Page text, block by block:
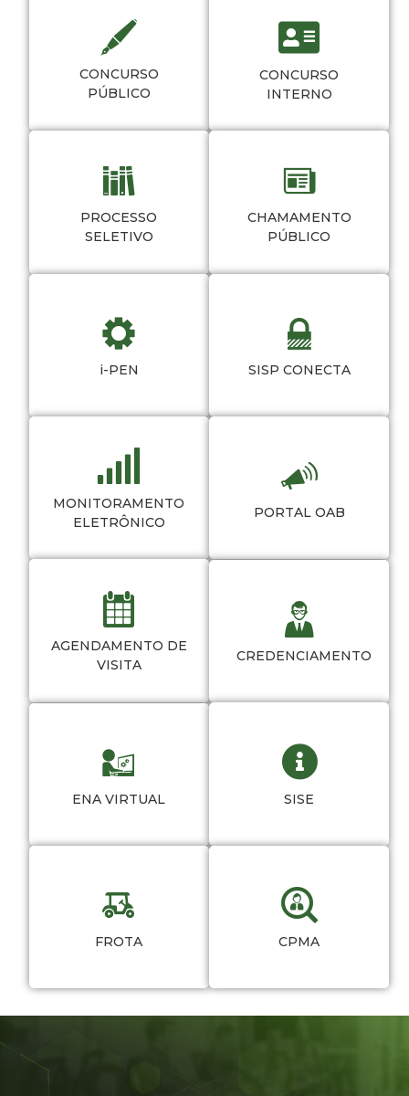
CONCURSO
PÚBLICO
CONCURSO
INTERNO
PROCESSO
SELETIVO
CHAMAMENTO
PÚBLICO
i-PEN SISP CONECTA
MONITORAMENTO
ELETRÔNICO
PORTAL OAB
AGENDAMENTO DE
VISITA
CREDENCIAMENTO
ENA VIRTUAL SISE
FROTA CPMA